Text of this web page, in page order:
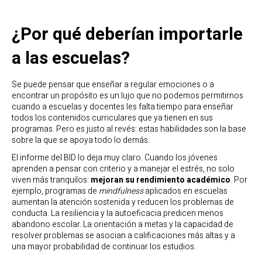
¿Por qué deberían importarle
a las escuelas?
Se puede pensar que enseñar a regular emociones o a
encontrar un propósito es un lujo que no podemos permitirnos
cuando a escuelas y docentes les falta tiempo para enseñar
todos los contenidos curriculares que ya tienen en sus
programas. Pero es justo al revés: estas habilidades son la base
sobre la que se apoya todo lo demás.
El informe del BID lo deja muy claro. Cuando los jóvenes
aprenden a pensar con criterio y a manejar el estrés, no solo
viven más tranquilos: mejoran su rendimiento académico. Por
ejemplo, programas de mindfulnessaplicados en escuelas
aumentan la atención sostenida y reducen los problemas de
conducta. La resiliencia y la autoeficacia predicen menos
abandono escolar. La orientación a metas y la capacidad de
resolver problemas se asocian a calificaciones más altas y a
una mayor probabilidad de continuar los estudios.